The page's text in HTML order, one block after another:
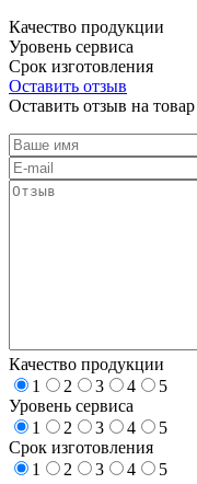
Качество продукции
Уровень сервиса
Срок изготовления
Оставить отзыв
Оставить отзыв на
Качество продукции
1
2 3 4
5
Уровень сервиса
1
2 3 4
5
Срок изготовления
1
2 3 4
5